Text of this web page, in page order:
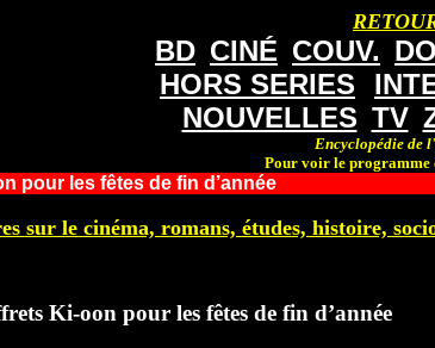
BD CINÉ COUV.
HORS SERIES
NOUVELLES TV
Encyclopédie de
Pour voir le programme
pour les fêtes de fin d’année
sur le cinéma, romans, études, histoire,
Ki-oon pour les fêtes de fin d’année